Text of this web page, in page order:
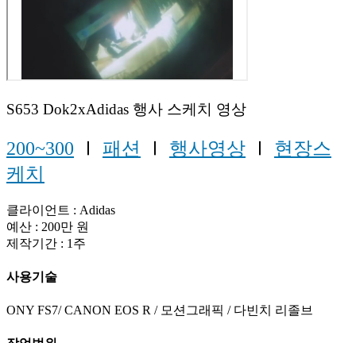
S653 Dok2xAdidas 행사 스케치 영상
200~300 Ⅰ 패션 Ⅰ 행사영상 Ⅰ 현장스
케치
클라이언트 : Adidas
예산 : 200만 원
제작기간 : 1주
사용기술
ONY FS7/ CANON EOS R / 모션그래픽 / 다빈치 리졸브